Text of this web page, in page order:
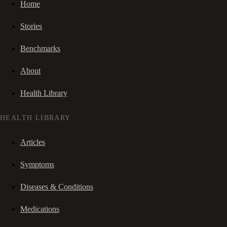
Home
Stories
Benchmarks
About
Health Library
HEALTH LIBRARY
Articles
Symptoms
Diseases & Conditions
Medications